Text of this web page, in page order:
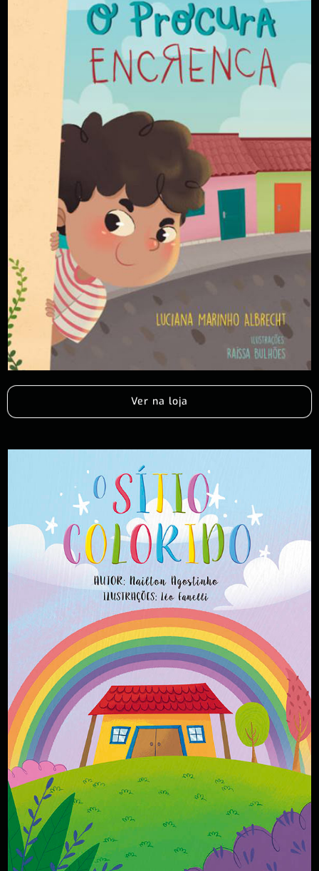
Ver na loja